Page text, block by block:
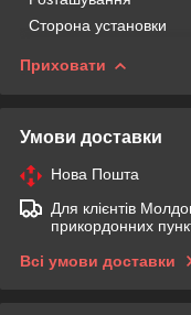
Сторона установки
Приховати
Умови доставки
Нова Пошта
Для клієнтів
прикордонних
Всі умови доставки